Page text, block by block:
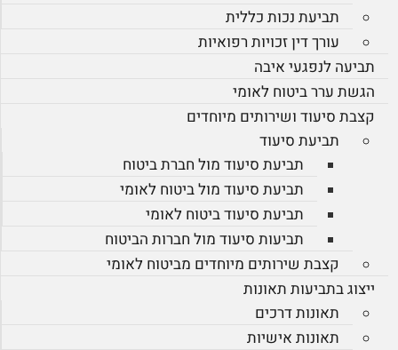
תביעת נכות כללית
עורך דין זכויות רפואיות
תביעה לנפגעי איבה
הגשת ערר ביטוח לאומי
קצבת סיעוד ושירותים מיוחדים
תביעת סיעוד
תביעת סיעוד מול חברת ביטוח
תביעת סיעוד מול ביטוח לאומי
תביעת סיעוד ביטוח לאומי
תביעות סיעוד מול חברות הביטוח
קצבת שירותים מיוחדים מביטוח לאומי
ייצוג בתביעות תאונות
תאונות דרכים
תאונות אישיות